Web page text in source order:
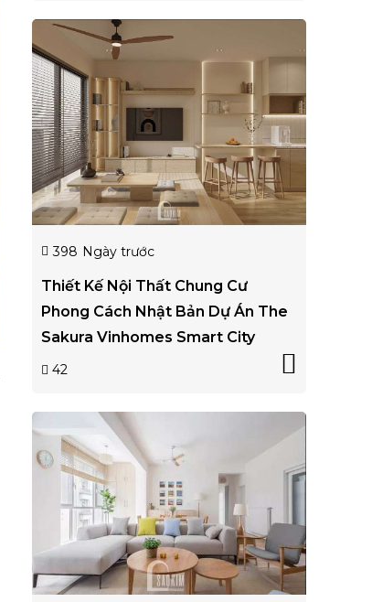
398 Ngày trước
Thiết Kế Nội Thất Chung Cư
Phong Cách Nhật Bản Dự Án The
Sakura Vinhomes Smart City
42